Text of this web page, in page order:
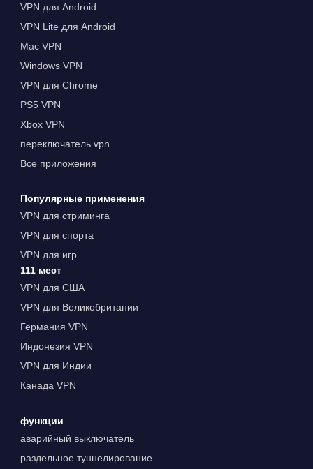
VPN для Android
VPN Lite для Android
Mac VPN
Windows VPN
VPN для Chrome
PS5 VPN
Xbox VPN
переключатель vpn
Все приложения
Популярные применения
VPN для стриминга
VPN для спорта
VPN для игр
111 мест
VPN для США
VPN для Великобритании
Германия VPN
Индонезия VPN
VPN для Индии
Канада VPN
функции
аварийный выключатель
раздельное туннелирование